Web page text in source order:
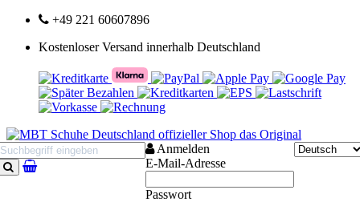
+49 221 60607896
Kostenloser Versand innerhalb Deutschland
Suchen
Anmelden
E-Mail-Adresse
Passwort